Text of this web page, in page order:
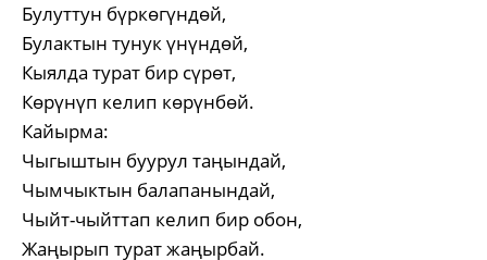
Булуттун бүркөгүндөй,
Булактын тунук үнүндөй,
Кыялда турат бир сүрөт,
Көрүнүп келип көрүнбөй.
Кайырма:
Чыгыштын буурул таңындай,
Чымчыктын балапанындай,
Чыйт-чыйттап келип бир обон,
Жаңырып турат жаңырбай.